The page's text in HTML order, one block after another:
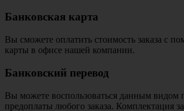
Банковская карта
Вы сможете оплатить стоимость заказа с
карты в офисе нашей компании.
Банковский перевод
Вы можете воспользоваться данным видом
предоплаты любого заказа. Комплектация